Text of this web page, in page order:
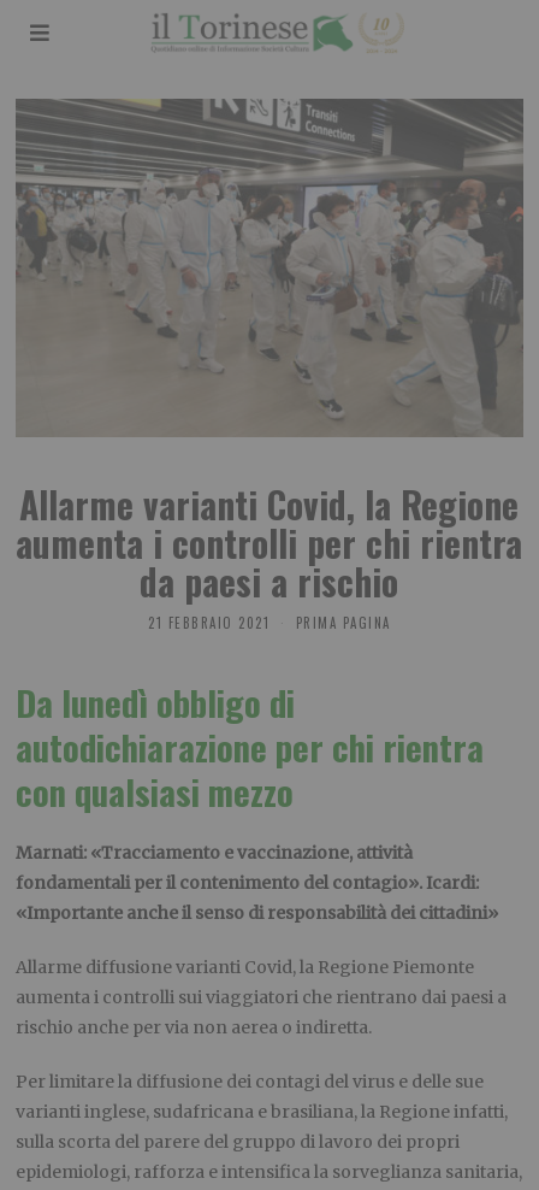
Allarme varianti Covid, la Regione
aumenta i controlli per chi rientra
da paesi a rischio
21 FEBBRAIO 2021 PRIMA PAGINA
Da lunedì obbligo di
autodichiarazione per chi rientra
con qualsiasi mezzo
Marnati: «Tracciamento e vaccinazione, attività
fondamentali per il contenimento del contagio». Icardi:
«Importante anche il senso di responsabilità dei cittadini»
Allarme diffusione varianti Covid, la Regione Piemonte
aumenta i controlli sui viaggiatori che rientrano dai paesi a
rischio anche per via non aerea o indiretta.
Per limitare la diffusione dei contagi del virus e delle sue
varianti inglese, sudafricana e brasiliana, la Regione infatti,
sulla scorta del parere del gruppo di lavoro dei propri
epidemiologi, rafforza e intensifica la sorveglianza sanitaria,